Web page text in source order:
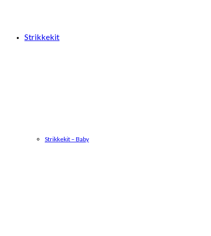
Strikkekit
Strikkekit – Baby